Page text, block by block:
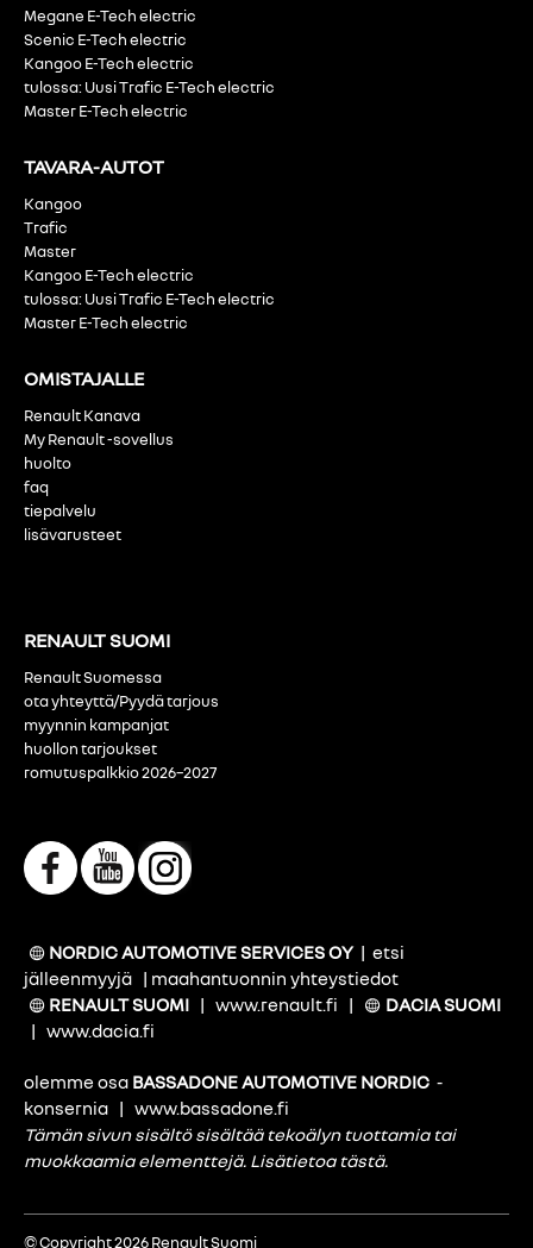
Megane E-Tech electric
Scenic E-Tech electric
Kangoo E-Tech electric
tulossa: Uusi Trafic E-Tech electric
Master E-Tech electric
TAVARA-AUTOT
Kangoo
Trafic
Master
Kangoo E-Tech electric
tulossa: Uusi Trafic E-Tech electric
Master E-Tech electric
OMISTAJALLE
Renault Kanava
My Renault -sovellus
huolto
faq
tiepalvelu
lisävarusteet
RENAULT SUOMI
Renault Suomessa
ota yhteyttä/Pyydä tarjous
myynnin kampanjat
huollon tarjoukset
romutuspalkkio 2026–2027
NORDIC AUTOMOTIVE SERVICES OY | etsi
jälleenmyyjä | maahantuonnin yhteystiedot
RENAULT SUOMI | www.renault.fi |
DACIA SUOMI
| www.dacia.fi
olemme osa BASSADONE AUTOMOTIVE NORDIC -
konsernia | www.bassadone.fi
Tämän sivun sisältö sisältää tekoälyn tuottamia tai
muokkaamia elementtejä. Lisätietoa tästä.
© Copyright 2026 Renault Suomi